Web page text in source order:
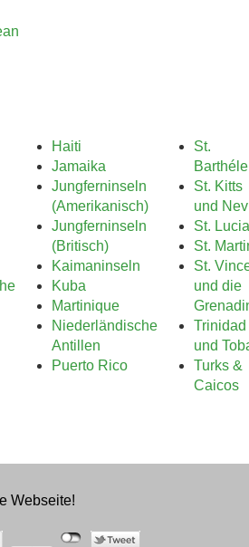
Haiti
Jamaika
Jungferninseln
(Amerikanisch)
Jungferninseln
(Britisch)
Kaimaninseln
Kuba
Martinique
Niederländische
Antillen
Puerto Rico
St.
St. Kitts
und
St. Lucia
St.
St.
und die
Trinidad
und
Turks &
Caicos
Webseite!